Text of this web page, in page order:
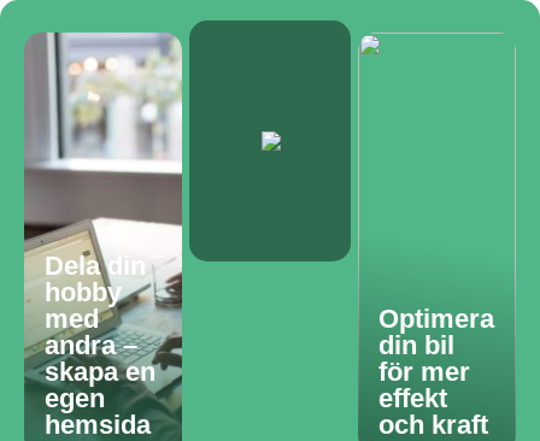
Dela din
hobby
med
andra –
skapa en
egen
hemsida
Optimera
din bil
för mer
effekt
och kraft